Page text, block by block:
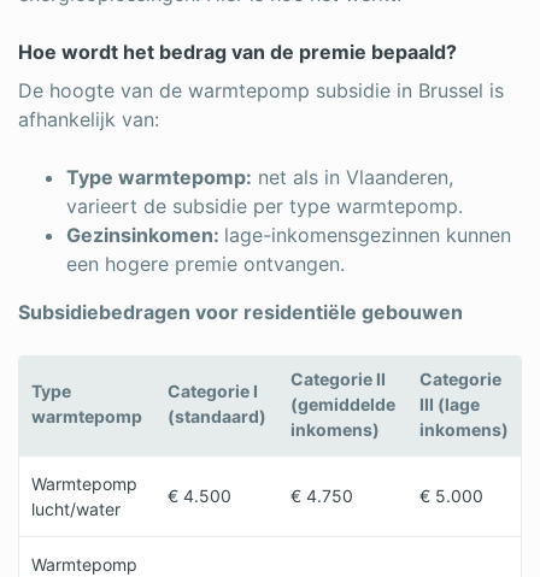
Hoe wordt het bedrag van de premie bepaald?
De hoogte van de warmtepomp subsidie in Brussel is
afhankelijk van:
Type warmtepomp: net als in Vlaanderen,
varieert de subsidie per type warmtepomp.
Gezinsinkomen: lage-inkomensgezinnen kunnen
een hogere premie ontvangen.
Subsidiebedragen voor residentiële gebouwen
Type
warmtepomp
Categorie I
(standaard)
Categorie II
(gemiddelde
inkomens)
Categorie
III (lage
inkomens)
Warmtepomp
lucht/water
€ 4.500 € 4.750 € 5.000
Warmtepomp